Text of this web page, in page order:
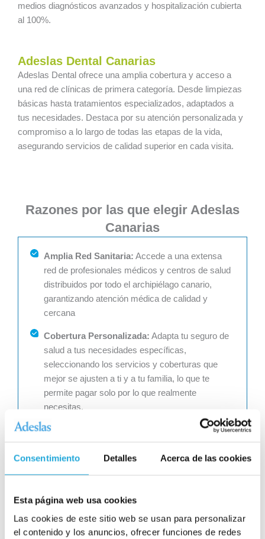
Consentimiento Detalles Acerca de las cookies
Esta página web usa cookies
Las cookies de este sitio web se usan para personalizar
el contenido y los anuncios, ofrecer funciones de redes
medios diagnósticos avanzados y hospitalización cubierta
al 100%.
Adeslas Dental Canarias
Adeslas Dental ofrece una amplia cobertura y acceso a
una red de clínicas de primera categoría. Desde limpiezas
básicas hasta tratamientos especializados, adaptados a
tus necesidades. Destaca por su atención personalizada y
compromiso a lo largo de todas las etapas de la vida,
asegurando servicios de calidad superior en cada visita.
Razones por las que elegir Adeslas
Canarias
Amplia Red Sanitaria: Accede a una extensa
red de profesionales médicos y centros de salud
distribuidos por todo el archipiélago canario,
garantizando atención médica de calidad y
cercana
Cobertura Personalizada: Adapta tu seguro de
salud a tus necesidades específicas,
seleccionando los servicios y coberturas que
mejor se ajusten a ti y a tu familia, lo que te
permite pagar solo por lo que realmente
necesitas.
Asistencia Integral:
Disfruta de una atención
médica completa y sin complicaciones, con
servicios que incluyen consultas médicas,
pruebas diagnósticas, tratamientos
todo ello sin copagos ni autorizaciones previas.
Facilidades de Pago:Adeslas Canarias ofrece